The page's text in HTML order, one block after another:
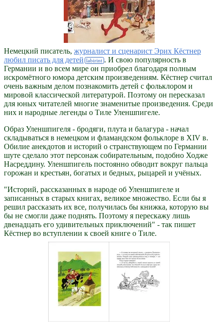
Немецкий писатель, журналист и сценарист Эрих Кёстнер
любил писать для детей
. И свою популярность в
Германии и во всем мире он приобрел благодаря полным
искромётного юмора детским произведениям. Кёстнер считал
очень важным делом познакомить детей с фольклором и
мировой классической литературой. Поэтому он пересказал
для юных читателей многие знаменитые произведения. Среди
них и народные легенды о Тиле Уленшпигеле.
Образ Уленшпигеля - бродяги, плута и балагура - начал
складываться в немецком и фламандском фольклоре в XIV в.
Обилие анекдотов и историй о странствующем по Германии
шуте сделало этот персонаж собирательным, подобно Ходже
Насреддину. Уленшпигель постоянно обводит вокруг пальца
горожан и крестьян, богатых и бедных, рыцарей и учёных.
"Историй, рассказанных в народе об Уленшпигеле и
записанных в старых книгах, великое множество. Если бы я
решил рассказать их все, получилась бы книжка, которую вы
бы не смогли даже поднять. Поэтому я перескажу лишь
двенадцать его удивительных приключений" - так пишет
Кёстнер во вступлении к своей книге о Тиле.